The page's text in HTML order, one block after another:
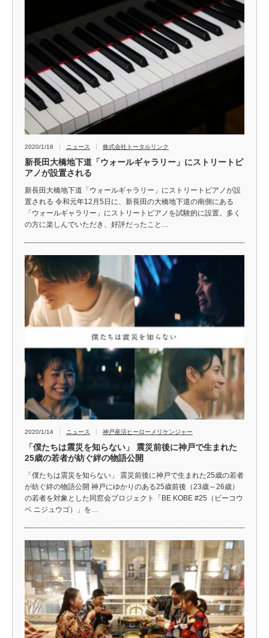
2020/1/16 ニュース 株式会社トータルリンク
新長田大橋地下道「ウォールギャラリー」にストリートピ
アノが設置される
新長田大橋地下道「ウォールギャラリー」にストリートピアノが設
置される 令和元年12月5日に、新長田の大橋地下道の南側にある
「ウォールギャラリー」にストリートピアノを試験的に設置。多く
の方に楽しんでいただき、好評だったこと…
2020/1/14 ニュース 神戸産活ヒーローメリケンジャー
「僕たちは震災を知らない」 震災前後に神戸で生まれた
25歳の若者が紡ぐ絆の物語公開
「僕たちは震災を知らない」 震災前後に神戸で生まれた25歳の若者
が紡ぐ絆の物語公開 神戸にゆかりのある25歳前後（23歳～26歳）
の若者を対象とした同窓会プロジェクト「BE KOBE #25（ビーコウ
ベ ニジュウゴ）」を…